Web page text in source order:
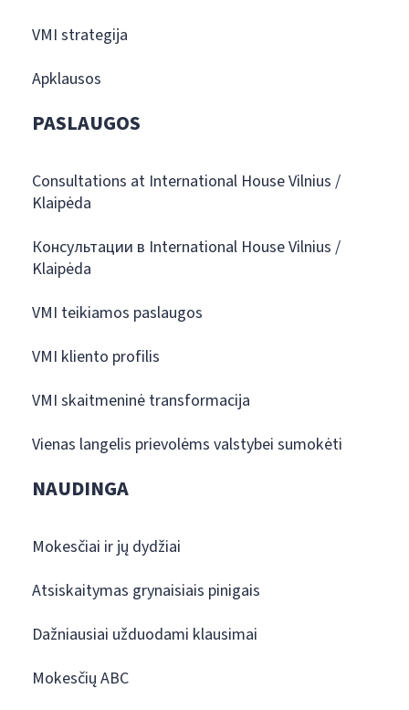
VMI strategija
Apklausos
PASLAUGOS
Consultations at International House Vilnius /
Klaipėda
Консультации в International House Vilnius /
Klaipėda
VMI teikiamos paslaugos
VMI kliento profilis
VMI skaitmeninė transformacija
Vienas langelis prievolėms valstybei sumokėti
NAUDINGA
Mokesčiai ir jų dydžiai
Atsiskaitymas grynaisiais pinigais
Dažniausiai užduodami klausimai
Mokesčių ABC